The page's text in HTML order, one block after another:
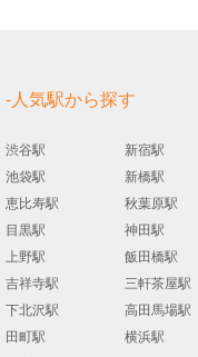
-人気駅から探す
渋谷駅
新宿駅
池袋駅
新橋駅
恵比寿駅
秋葉原駅
目黒駅
神田駅
上野駅
飯田橋駅
吉祥寺駅
三軒茶屋駅
下北沢駅
高田馬場駅
田町駅
横浜駅